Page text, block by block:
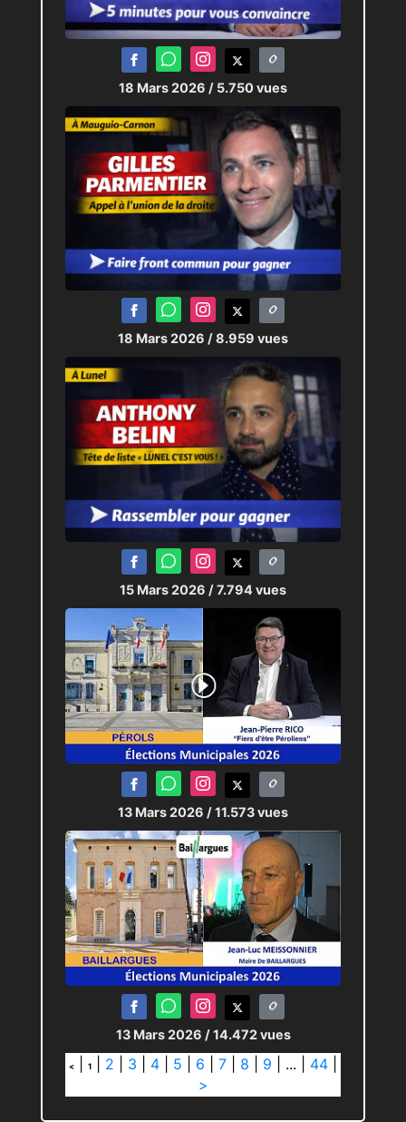
18 Mars 2026 / 5.750 vues
18 Mars 2026 / 8.959 vues
15 Mars 2026 / 7.794 vues
13 Mars 2026 / 11.573 vues
13 Mars 2026 / 14.472 vues
< 1 2 3 4 5 6 7 8 9 ... 44
>